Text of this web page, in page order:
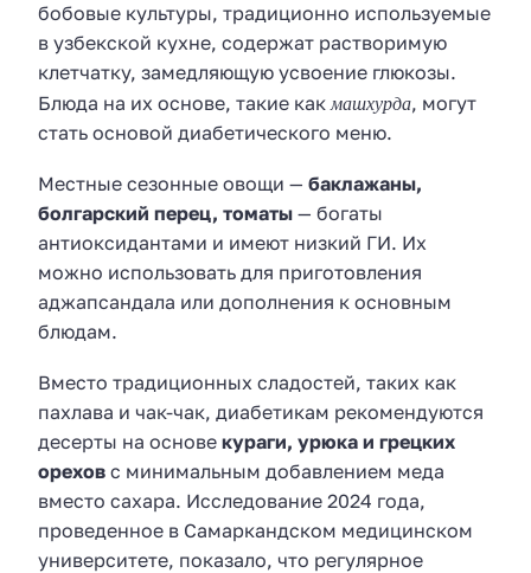
бобовые культуры, традиционно используемые
в узбекской кухне, содержат растворимую
клетчатку, замедляющую усвоение глюкозы.
Блюда на их основе, такие какмашхурда, могут
стать основой диабетического меню.
Местные сезонные овощи — баклажаны,
болгарский перец, томаты — богаты
антиоксидантами и имеют низкий ГИ. Их
можно использовать для приготовления
аджапсандала или дополнения к основным
блюдам.
Вместо традиционных сладостей, таких как
пахлава и чак-чак, диабетикам рекомендуются
десерты на основе кураги, урюка и грецких
орехов с минимальным добавлением меда
вместо сахара. Исследование 2024 года,
проведенное в Самаркандском медицинском
университете, показало, что регулярное